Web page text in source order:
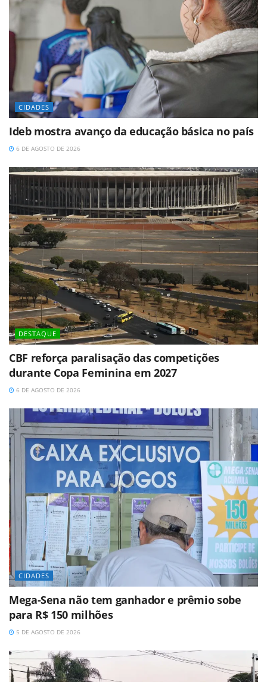
CIDADES
Ideb mostra avanço da educação básica no país
6 DE AGOSTO DE 2026
DESTAQUE
CBF reforça paralisação das competições
durante Copa Feminina em 2027
6 DE AGOSTO DE 2026
CIDADES
Mega-Sena não tem ganhador e prêmio sobe
para R$ 150 milhões
5 DE AGOSTO DE 2026